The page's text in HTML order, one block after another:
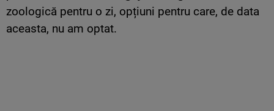
zoologică pentru o zi, opțiuni pentru care, de data
aceasta, nu am optat.